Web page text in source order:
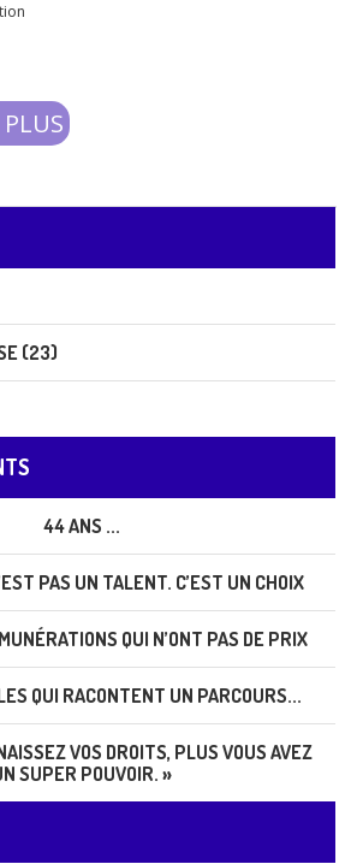
(23)
44 ANS ...
PAS UN TALENT. C’EST UN CHOIX
QUI N’ONT PAS DE PRIX
QUI RACONTENT UN PARCOURS...
VOS DROITS, PLUS VOUS AVEZ
SUPER POUVOIR. »